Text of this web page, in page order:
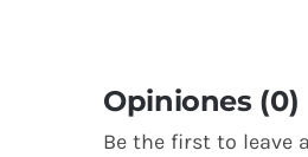
Opiniones (0)
Be the first to leave